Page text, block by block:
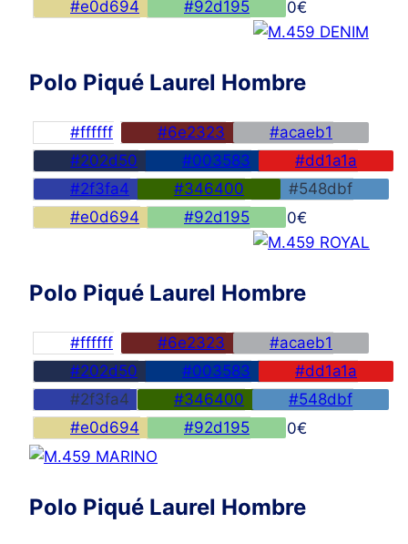
#e0d694
#92d195 45,00€
Polo Piqué Laurel Hombre
#ffffff #6e2323
#acaeb1
#202d50
#003583
#dd1a1a
#2f3fa4
#346400
#548dbf
#e0d694
#92d195 45,00€
Polo Piqué Laurel Hombre
#ffffff #6e2323
#acaeb1
#202d50
#003583
#dd1a1a
#2f3fa4
#346400
#548dbf
#e0d694
#92d195 45,00€
Polo Piqué Laurel Hombre